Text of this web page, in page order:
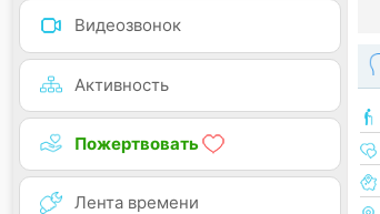
Видеозвонок
Активность
Пожертвовать
Лента времени